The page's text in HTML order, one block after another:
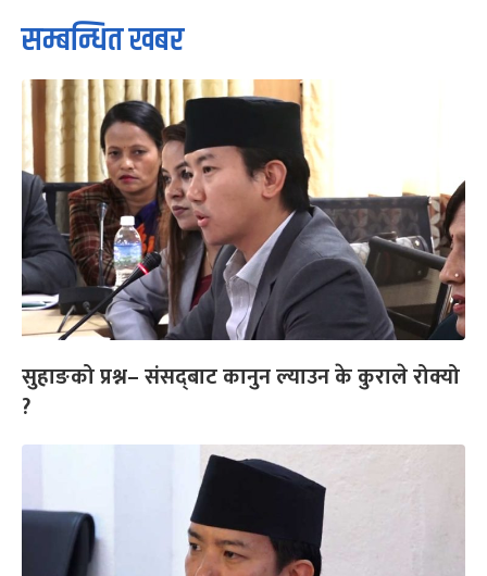
सम्बन्धित खबर
सुहाङको प्रश्न– संसद्‌बाट कानुन ल्याउन के कुराले रोक्यो
?